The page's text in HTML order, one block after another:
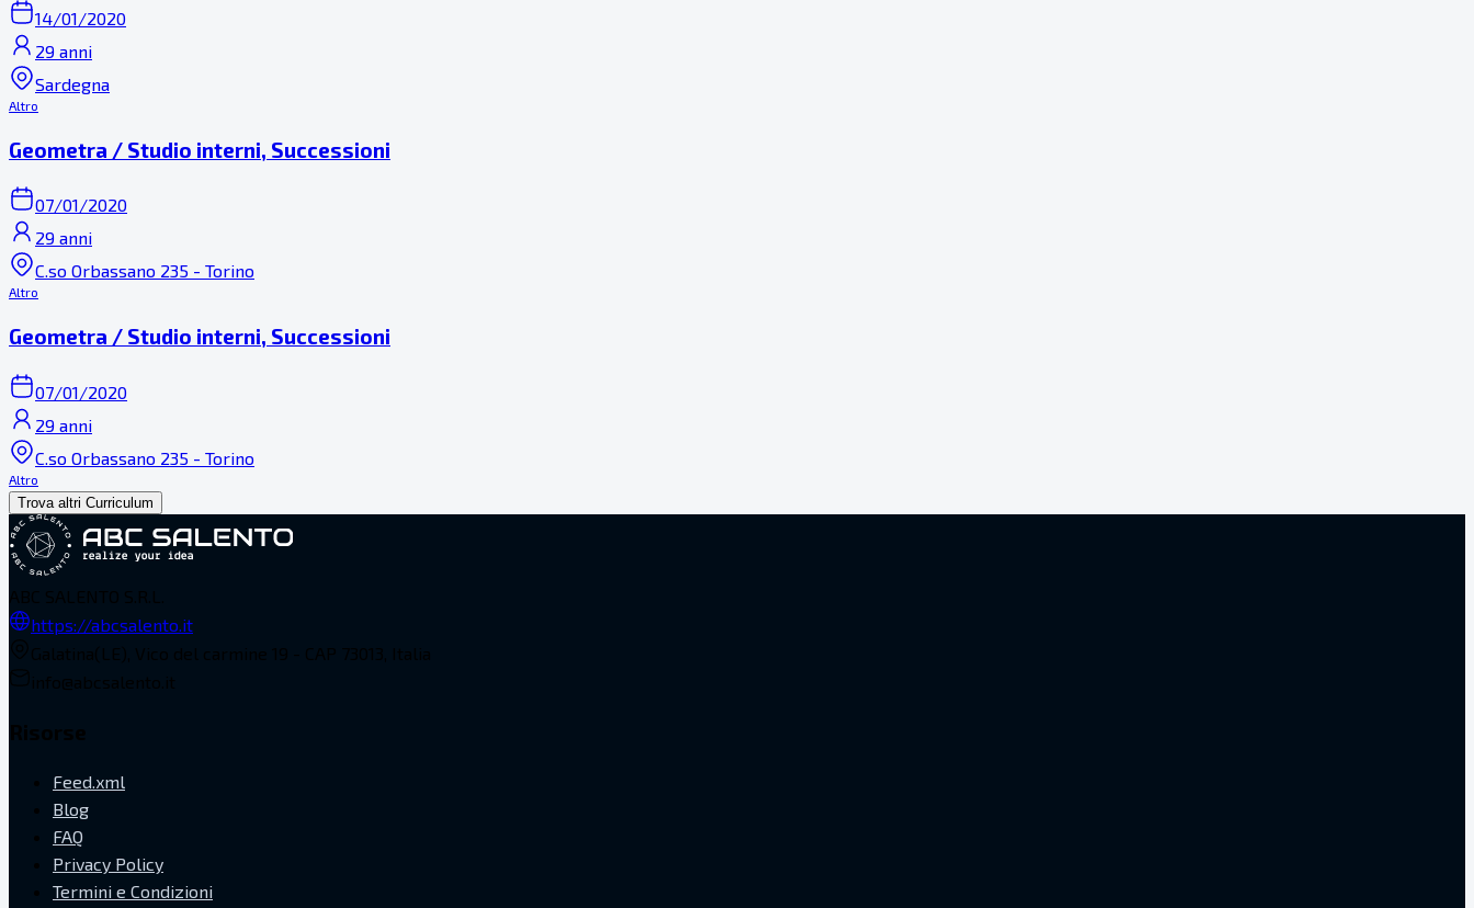
14/01/2020
29 anni
Sardegna
Altro
Geometra / Studio interni, Successioni
07/01/2020
29 anni
C.so Orbassano 235 - Torino
Altro
Geometra / Studio interni, Successioni
07/01/2020
29 anni
C.so Orbassano 235 - Torino
Altro
Trova altri Curriculum
https://abcsalento.it
Feed.xml
Blog
FAQ
Privacy Policy
Termini e Condizioni